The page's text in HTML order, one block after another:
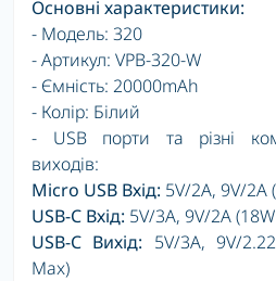
Основні характеристики:
- Модель: 320
- Артикул: VPB-320-W
- Ємність: 20000mAh
- Колір: Білий
- USB порти та різні
виходів:
Micro USB Вхід: 5V/2A, 9V/2A
USB-C Вхід: 5V/3A, 9V/2A
USB-C Вихід: 5V/3А, 9V/
Max)